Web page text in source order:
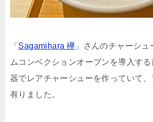
「 Sagamihara 欅 」さんのチャーシ
ムコンベクションオーブンを導入す
器でレアチャーシューを作っていて
有りました。